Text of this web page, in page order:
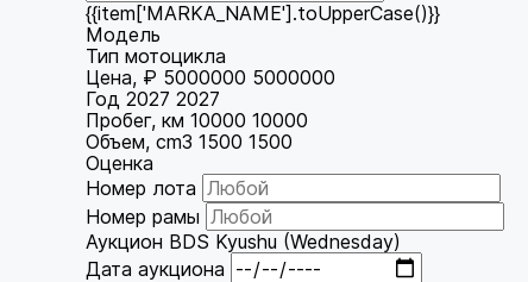
{{item['MARKA_NAME'].toUpperCase()}}
Модель
Тип мотоцикла
Цена, ₽ 5000000 5000000
Год 2027 2027
Пробег, км 10000 10000
Объем, cm3 1500 1500
Оценка
Номер лота
Номер рамы
Аукцион BDS Kyushu (Wednesday)
Дата аукциона